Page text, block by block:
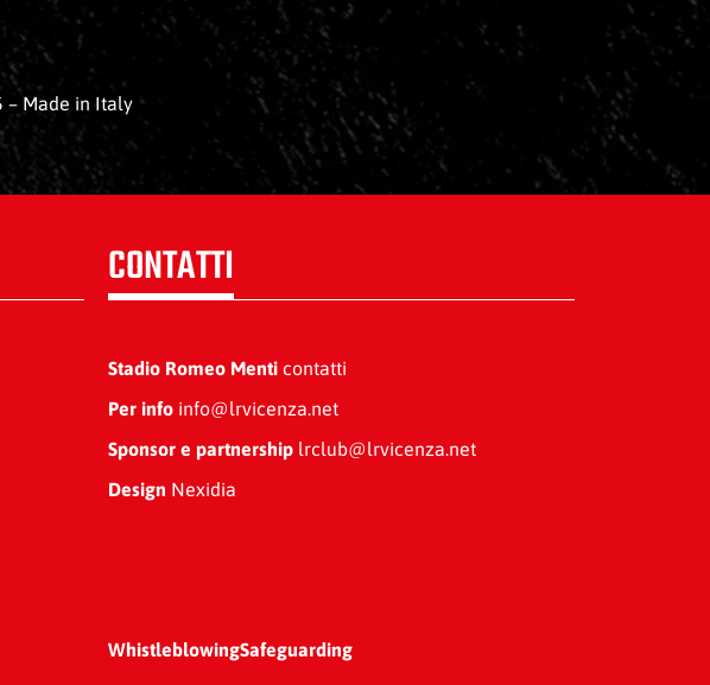
– Made in Italy
CONTATTI
Stadio Romeo Menticontatti
Per infoinfo@lrvicenza.net
Sponsor e partnershiplrclub@lrvicenza.net
Design Nexidia
WhistleblowingSafeguarding